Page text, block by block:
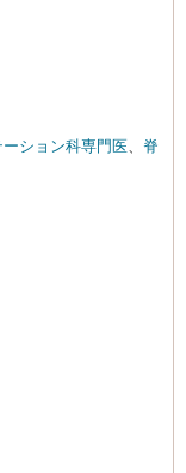
ーション科専門医
脊